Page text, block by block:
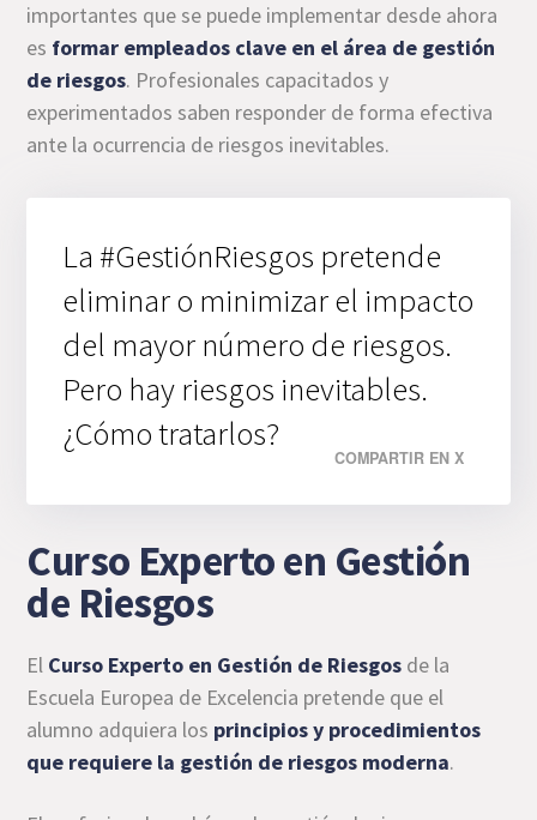
importantes que se puede implementar desde ahora
es formar empleados clave en el área de gestión
de riesgos. Profesionales capacitados y
experimentados saben responder de forma efectiva
ante la ocurrencia de riesgos inevitables.
La #GestiónRiesgos pretende
eliminar o minimizar el impacto
del mayor número de riesgos.
Pero hay riesgos inevitables.
¿Cómo tratarlos?
COMPARTIR EN X
Curso Experto en Gestión
de Riesgos
El Curso Experto en Gestión de Riesgos de la
Escuela Europea de Excelencia pretende que el
alumno adquiera los principios y procedimientos
que requiere la gestión de riesgos moderna.